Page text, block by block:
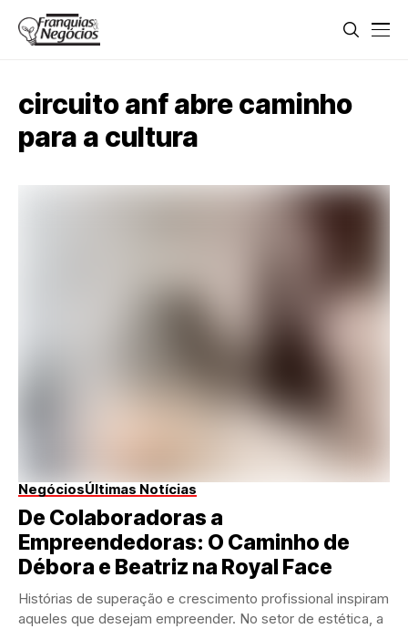
circuito anf abre caminho
para a cultura
NegóciosÚltimas Notícias
De Colaboradoras a
Empreendedoras: O Caminho de
Débora e Beatriz na Royal Face
Histórias de superação e crescimento profissional inspiram
aqueles que desejam empreender. No setor de estética, a